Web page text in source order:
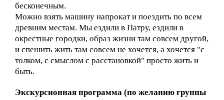
бесконечным.
Можно взять машину напрокат и поездить по всем
древним местам. Мы ездили в Патру, ездили в
окрестные городки, образ жизни там совсем другой,
и спешить жить там совсем не хочется, а хочется "с
толком, с смыслом с расстановкой" просто жить и
быть.
Экскурсионная программа (по желанию группы